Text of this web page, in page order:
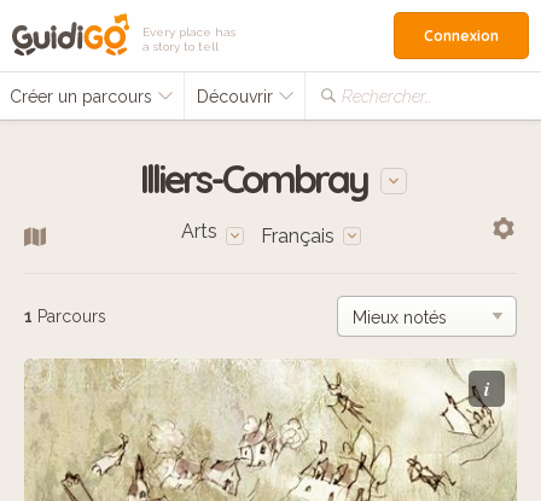
Every place has
a story to tell
Créer un parcours Découvrir Rechercher…
Connexion
Illiers-Combray
Arts Français
1 Parcours
i